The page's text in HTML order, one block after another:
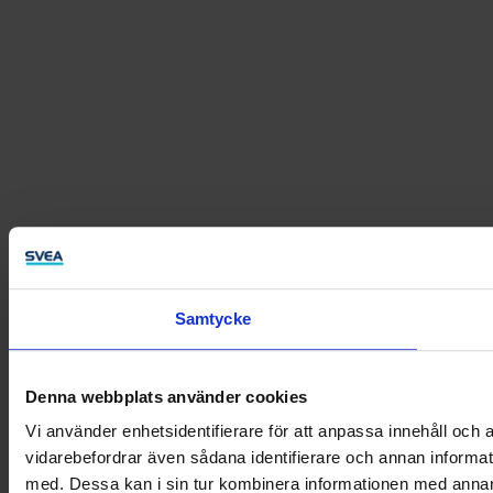
Samtycke
Denna webbplats använder cookies
Vi använder enhetsidentifierare för att anpassa innehåll
vidarebefordrar även sådana identifierare och annan
med. Dessa kan i sin tur kombinera informationen med